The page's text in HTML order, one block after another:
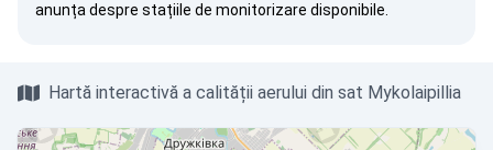
anunța despre stațiile de monitorizare disponibile.
Hartă interactivă a calității aerului din sat Mykolaipillia